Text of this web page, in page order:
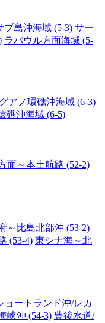
ブ島沖海域 (5-3) サー
ラバウル方面海域 (5-
グアノ環礁沖海域 (6-3)
礁沖海域 (6-5)
面～本土航路 (52-2)
～比島北部沖 (53-2)
(53-4) 東シナ海～北
ョートランド沖/レカ
峡沖 (54-3) 豊後水道/